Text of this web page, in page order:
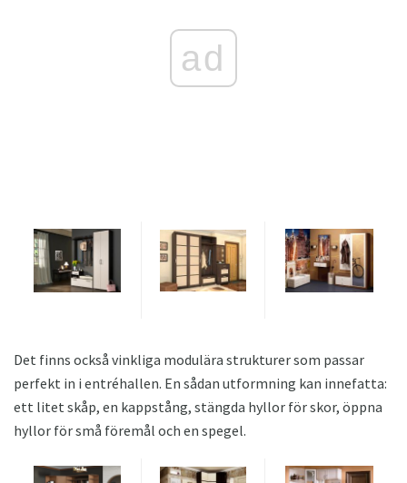
ad
Det finns också vinkliga modulära strukturer som passar
perfekt in i entréhallen. En sådan utformning kan innefatta:
ett litet skåp, en kappstång, stängda hyllor för skor, öppna
hyllor för små föremål och en spegel.